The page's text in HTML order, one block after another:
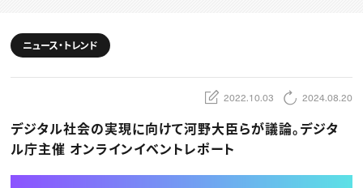
スキルアップしたい！
デザイン
編集・ライティング
マーケティング
ディレクション
業界解説・キャリア事情
お役立ち基礎知識
TOP Creator’s コラム
Webクリエイター
アプリクリエイター
ゲームクリエイター
映像クリエイター
マーケッター
セミナー
ニュース・トレンド
2022.10.03 2024.08.20
デジタル社会の実現に向けて河野大臣らが議論。デジタ
ル庁主催 オンラインイベントレポート